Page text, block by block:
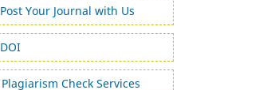
Post Your Journal with Us
DOI
Plagiarism Check Services